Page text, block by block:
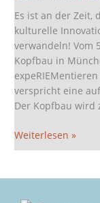
Es ist an der Zeit,
kulturelle
verwandeln! Vom
Kopfbau in
verspricht eine
Der Kopfbau
vom
Prosecci
Kollektiv
Weiterlesen »